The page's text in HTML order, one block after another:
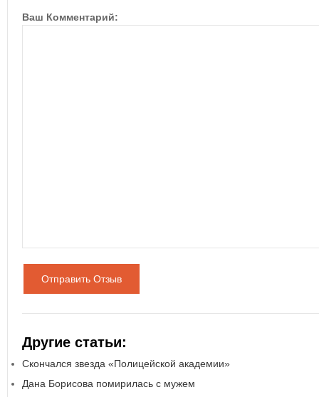
Ваш Комментарий:
Отправить Отзыв
Другие статьи:
Скончался звезда «Полицейской академии»
Дана Борисова помирилась с мужем